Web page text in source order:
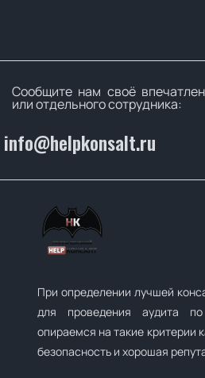
Сообщите нам своё
или отдельного сотрудника:
info@helpkonsalt.ru
При определении лучшей
для проведения аудита
опираемся на такие критерии
безопасность и хорошая